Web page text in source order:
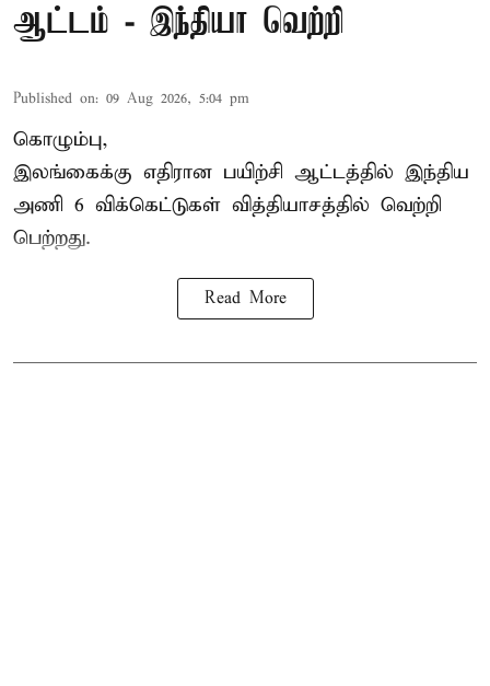
ஆட்டம் - இந்தியா வெற்றி
Published on: 09 Aug 2026, 5:04 pm
கொழும்பு,
இலங்கைக்கு எதிரான பயிற்சி ஆட்டத்தில் இந்திய
அணி 6 விக்கெட்டுகள் வித்தியாசத்தில் வெற்றி
பெற்றது.
Read More